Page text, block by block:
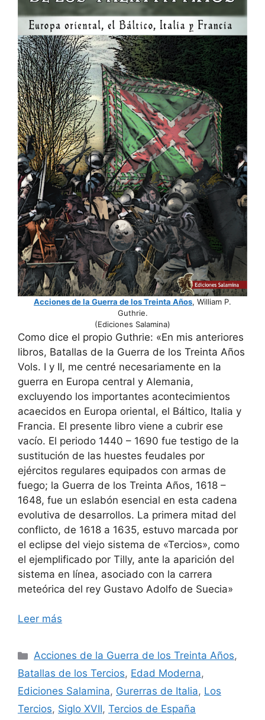
Acciones de la Guerra de los Treinta Años, William P.
Guthrie.
(Ediciones Salamina)
Como dice el propio Guthrie: «En mis anteriores
libros, Batallas de la Guerra de los Treinta Años
Vols. I y II, me centré necesariamente en la
guerra en Europa central y Alemania,
excluyendo los importantes acontecimientos
acaecidos en Europa oriental, el Báltico, Italia y
Francia. El presente libro viene a cubrir ese
vacío. El periodo 1440 – 1690 fue testigo de la
sustitución de las huestes feudales por
ejércitos regulares equipados con armas de
fuego; la Guerra de los Treinta Años, 1618 –
1648, fue un eslabón esencial en esta cadena
evolutiva de desarrollos. La primera mitad del
conflicto, de 1618 a 1635, estuvo marcada por
el eclipse del viejo sistema de «Tercios», como
el ejemplificado por Tilly, ante la aparición del
sistema en línea, asociado con la carrera
meteórica del rey Gustavo Adolfo de Suecia»
Leer más
Categorías
Acciones de la Guerra de los Treinta Años,
Batallas de los Tercios, Edad Moderna,
Ediciones Salamina, Gurerras de Italia, Los
Tercios, Siglo XVII, Tercios de España